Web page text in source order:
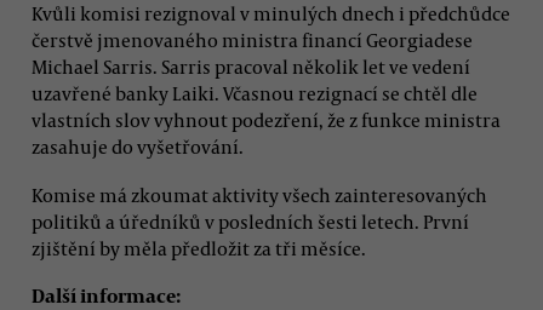
Kvůli komisi rezignoval v minulých dnech i předchůdce
čerstvě jmenovaného ministra financí Georgiadese
Michael Sarris. Sarris pracoval několik let ve vedení
uzavřené banky Laiki. Včasnou rezignací se chtěl dle
vlastních slov vyhnout podezření, že z funkce ministra
zasahuje do vyšetřování.
Komise má zkoumat aktivity všech zainteresovaných
politiků a úředníků v posledních šesti letech. První
zjištění by měla předložit za tři měsíce.
Další informace: